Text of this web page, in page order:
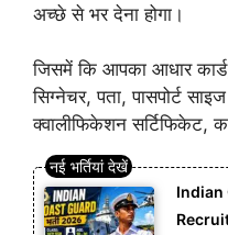
अच्छे से भर देना होगा।
जिसमें कि आपका आधार
सिग्नेचर, पता, पासपोर्ट
क्वालीफिकेशन सर्टिफिकेट,
Indian